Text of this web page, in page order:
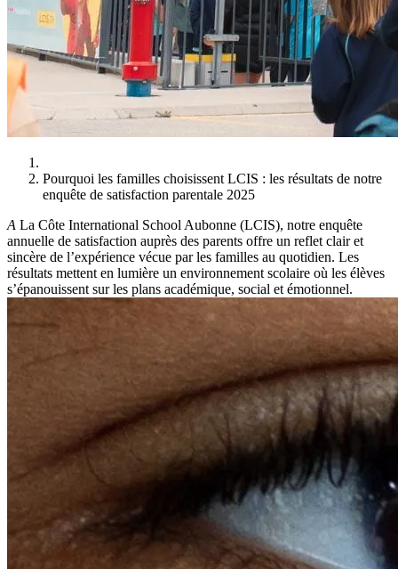
Pourquoi les familles choisissent LCIS : les résultats de notre
enquête de satisfaction parentale 2025
A La Côte International School Aubonne (LCIS), notre enquête
annuelle de satisfaction auprès des parents offre un reflet clair et
sincère de l’expérience vécue par les familles au quotidien. Les
résultats mettent en lumière un environnement scolaire où les élèves
s’épanouissent sur les plans académique, social et émotionnel.